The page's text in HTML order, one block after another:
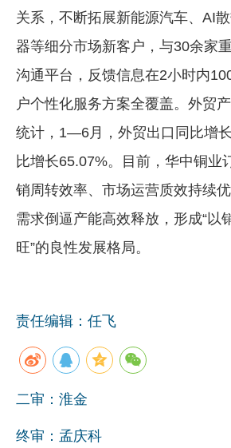
关系，不断拓展新能源汽车、AI
器等细分市场新客户，与30余家
沟通平台，反馈信息在2小时内
户个性化服务方案全覆盖。外贸
统计，1—6月，外贸出口同比增
比增长65.07%。目前，华中铜业
销周转效率、市场运营质效持续
需求倒逼产能高效释放，形成“以
旺”的良性发展格局。
责任编辑：任飞
二审：淮金
终审：孟庆科